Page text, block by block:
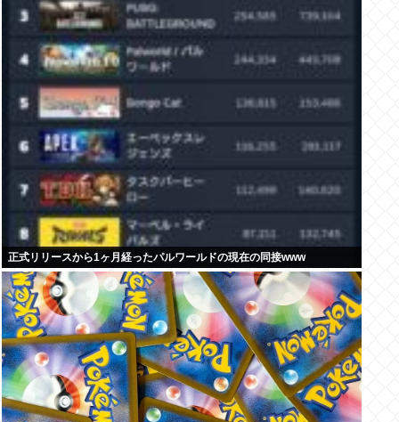
正式リリースから1ヶ月経ったパルワールドの現在の同接www